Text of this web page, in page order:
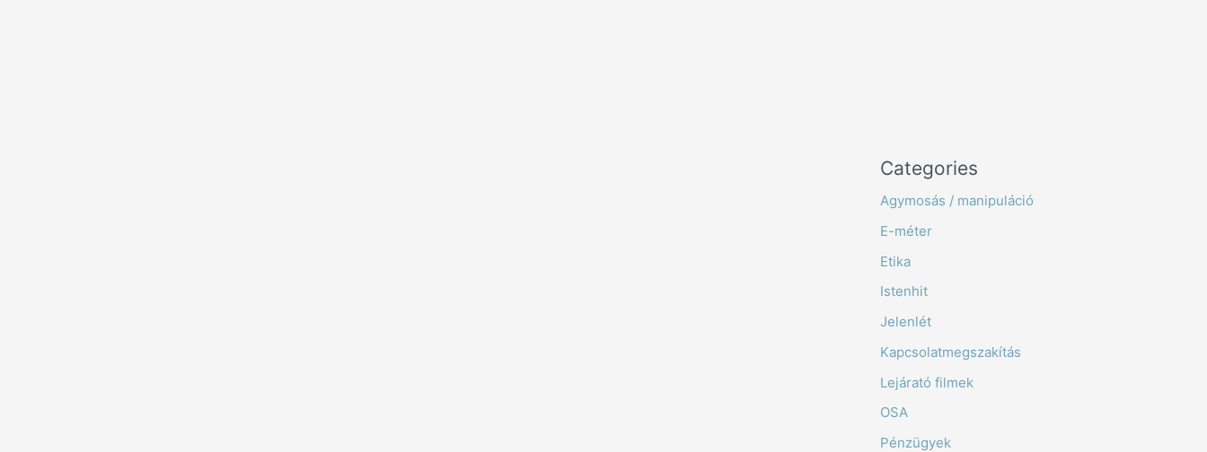
Categories
Agymosás / manipuláció
E-méter
Etika
Istenhit
Jelenlét
Kapcsolatmegszakítás
Lejárató filmek
OSA
Pénzügyek